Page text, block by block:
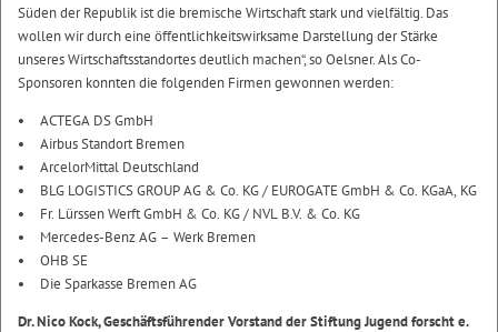
Süden der Republik ist die bremische Wirtschaft stark und vielfältig. Das
wollen wir durch eine öffentlichkeitswirksame Darstellung der Stärke
unseres Wirtschaftsstandortes deutlich machen“, so Oelsner. Als Co-
Sponsoren konnten die folgenden Firmen gewonnen werden:
ACTEGA DS GmbH
Airbus Standort Bremen
ArcelorMittal Deutschland
BLG LOGISTICS GROUP AG & Co. KG / EUROGATE GmbH & Co. KGaA, KG
Fr. Lürssen Werft GmbH & Co. KG / NVL B.V. & Co. KG
Mercedes-Benz AG – Werk Bremen
OHB SE
Die Sparkasse Bremen AG
Dr. Nico Kock, Geschäftsführender Vorstand der Stiftung Jugend forscht e.